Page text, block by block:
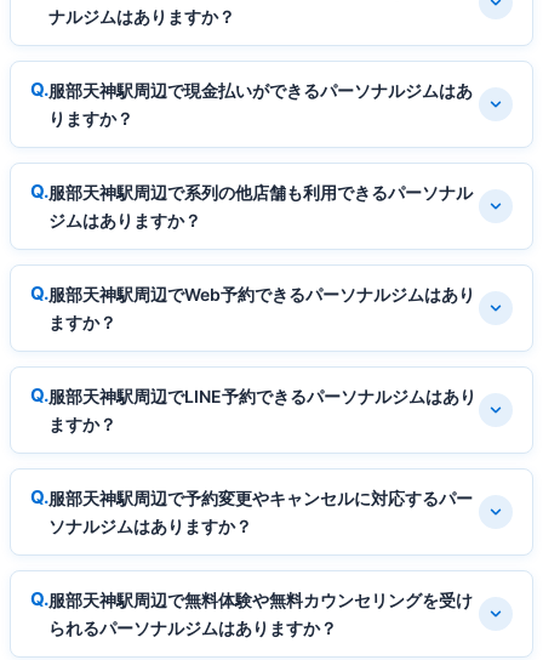
ナルジムはありますか？
服部天神駅周辺で現金払いができるパーソナルジムはあ
りますか？
服部天神駅周辺で系列の他店舗も利用できるパーソナル
ジムはありますか？
服部天神駅周辺でWeb予約できるパーソナルジムはあり
ますか？
服部天神駅周辺でLINE予約できるパーソナルジムはあり
ますか？
服部天神駅周辺で予約変更やキャンセルに対応するパー
ソナルジムはありますか？
服部天神駅周辺で無料体験や無料カウンセリングを受け
られるパーソナルジムはありますか？